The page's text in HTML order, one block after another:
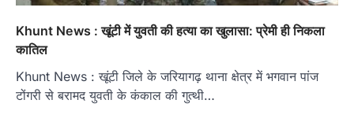
Khunt News : खूंटी में युवती की हत्या का खुलासा: प्रेमी ही निकला
कातिल
Khunt News : खूंटी जिले के जरियागढ़ थाना क्षेत्र में भगवान पांज
टोंगरी से बरामद युवती के कंकाल की गुत्थी…